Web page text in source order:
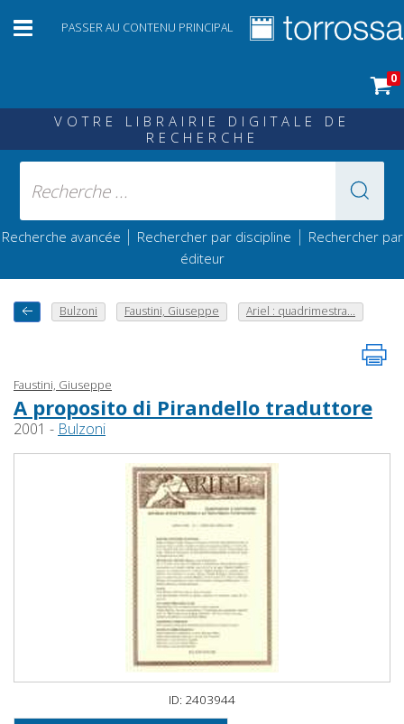
PASSER AU CONTENU PRINCIPAL
0
VOTRE LIBRAIRIE DIGITALE DE
RECHERCHE
Recherche avancée | Rechercher par discipline | Rechercher par
éditeur
Bulzoni Faustini, Giuseppe Ariel : quadrimestra...
Faustini, Giuseppe
A proposito di Pirandello traduttore
2001 - Bulzoni
ID: 2403944